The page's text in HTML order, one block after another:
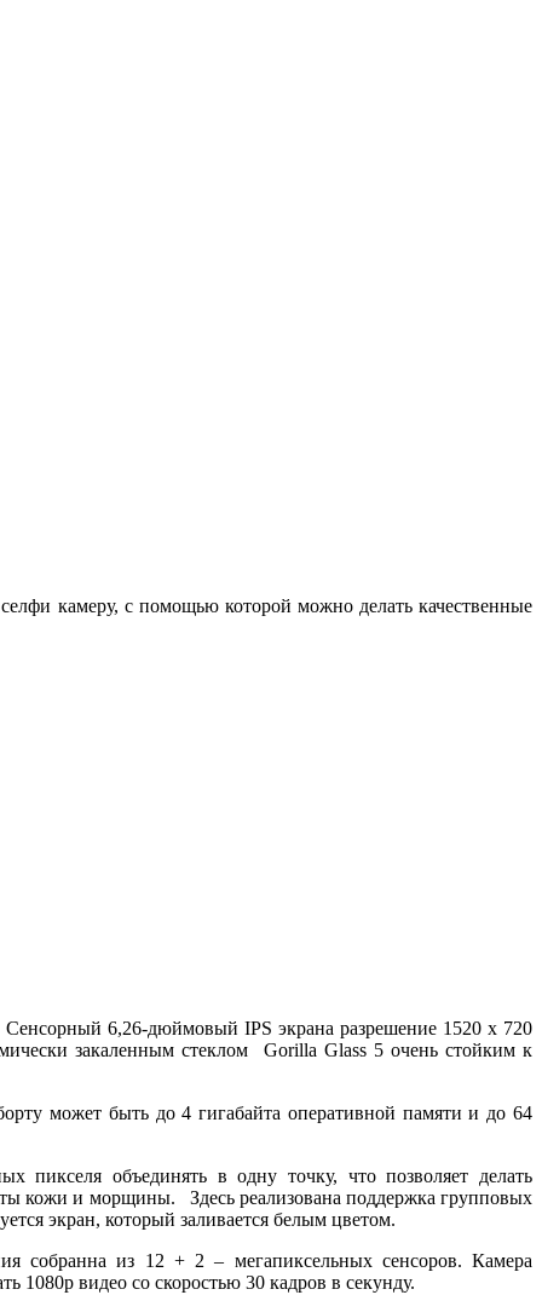
камеру, с помощью которой можно делать качественные
Сенсорный 6,26-дюймовый IPS экрана разрешение 1520 х 720
закаленным стеклом Gorilla Glass 5 очень стойким к
может быть до 4 гигабайта оперативной памяти и до 64
пикселя объединять в одну точку, что позволяет делать
кожи и морщины. Здесь реализована поддержка групповых
экран, который заливается белым цветом.
собранна из 12 + 2 – мегапиксельных сенсоров. Камера
1080p видео со скоростью 30 кадров в секунду.